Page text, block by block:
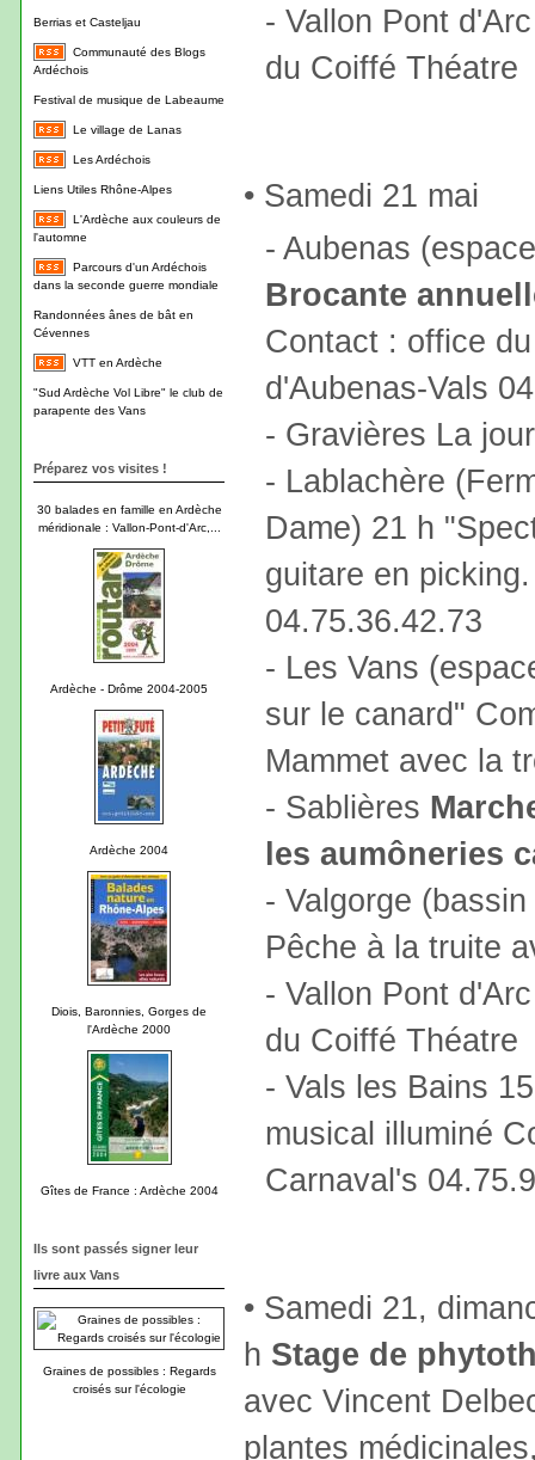
Berrias et Casteljau
Communauté des Blogs
Ardéchois
Festival de musique de Labeaume
Le village de Lanas
Les Ardéchois
Liens Utiles Rhône-Alpes
L'Ardèche aux couleurs de
l'automne
Parcours d'un Ardéchois
dans la seconde guerre mondiale
Randonnées ânes de bât en
Cévennes
VTT en Ardèche
"Sud Ardèche Vol Libre" le club de
parapente des Vans
Préparez vos visites !
30 balades en famille en Ardèche
méridionale : Vallon-Pont-d'Arc,...
Ardèche - Drôme 2004-2005
Ardèche 2004
Diois, Baronnies, Gorges de
l'Ardèche 2000
Gîtes de France : Ardèche 2004
Ils sont passés signer leur
livre aux Vans
Graines de possibles : Regards
croisés sur l'écologie
- Vallon Pont
du Coiffé Théatre
• Samedi 21 mai
- Aubenas
Brocante
Contact : office
d'Aubenas-Vals
- Gravières La
- Lablachère
Dame) 21 h
guitare en
04.75.36.42.73
- Les Vans
sur le canard"
Mammet avec la
- Sablières
les aumôneries
- Valgorge
Pêche à la truite
- Vallon Pont
du Coiffé Théatre
- Vals les Bains
musical illuminé
Carnaval's
• Samedi 21,
h Stage de
avec Vincent
plantes